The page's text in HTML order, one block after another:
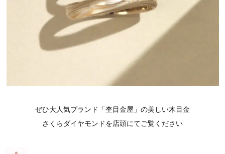
ぜひ大人気ブランド「杢目金屋」の美しい木目金
さくらダイヤモンドを店頭にてご覧ください